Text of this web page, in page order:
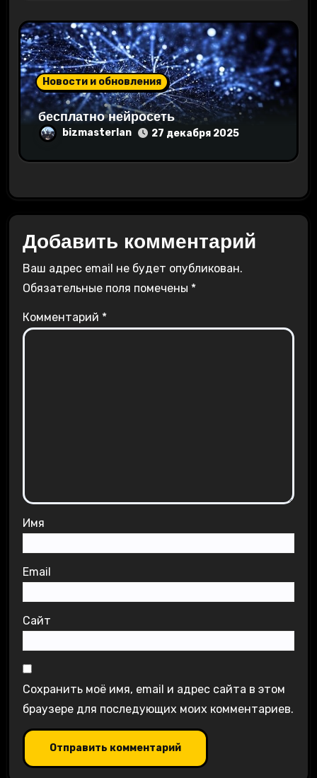
Новости и обновления
бесплатно нейросеть
bizmasterlan 27 декабря 2025
Добавить комментарий
Ваш адрес email не будет опубликован.
Обязательные поля помечены *
Комментарий *
Имя
Email
Сайт
Сохранить моё имя, email и адрес сайта в этом
браузере для последующих моих комментариев.